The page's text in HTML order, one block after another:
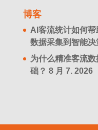
博客
AI客流统计如何
数据采集到智能
为什么精准客流
础？ 8 月 7. 2026